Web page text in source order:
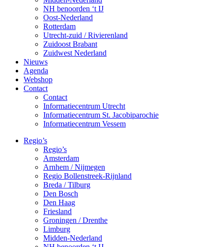
NH benoorden ‘t IJ
Oost-Nederland
Rotterdam
Utrecht-zuid / Rivierenland
Zuidoost Brabant
Zuidwest Nederland
Nieuws
Agenda
Webshop
Contact
Contact
Informatiecentrum Utrecht
Informatiecentrum St. Jacobiparochie
Informatiecentrum Vessem
Regio’s
Regio’s
Amsterdam
Arnhem / Nijmegen
Regio Bollenstreek-Rijnland
Breda / Tilburg
Den Bosch
Den Haag
Friesland
Groningen / Drenthe
Limburg
Midden-Nederland